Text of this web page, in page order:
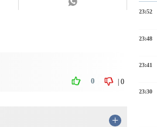
|0
0
+
23:52
23:48
23:41
23:30